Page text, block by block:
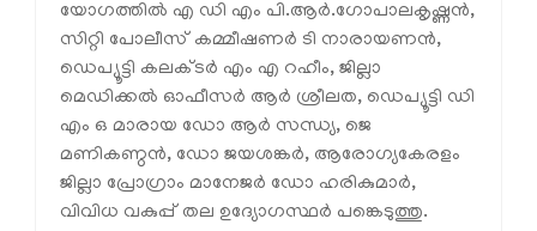
യോഗത്തില്‍ എ ഡി എം പി.ആര്‍.ഗോപാലകൃഷ്ണന്‍,
സിറ്റി പോലീസ് കമ്മീഷണര്‍ ടി നാരായണന്‍,
ഡെപ്യൂട്ടി കലക്ടര്‍ എം എ റഹീം, ജില്ലാ
മെഡിക്കല്‍ ഓഫീസര്‍ ആര്‍ ശ്രീലത, ഡെപ്യൂട്ടി ഡി
എം ഒ മാരായ ഡോ ആര്‍ സന്ധ്യ, ജെ
മണികണ്ഠന്‍, ഡോ ജയശങ്കര്‍, ആരോഗ്യകേരളം
ജില്ലാ പ്രോഗ്രാം മാനേജര്‍ ഡോ ഹരികുമാര്‍,
വിവിധ വകുപ്പ് തല ഉദ്യോഗസ്ഥര്‍ പങ്കെടുത്തു.